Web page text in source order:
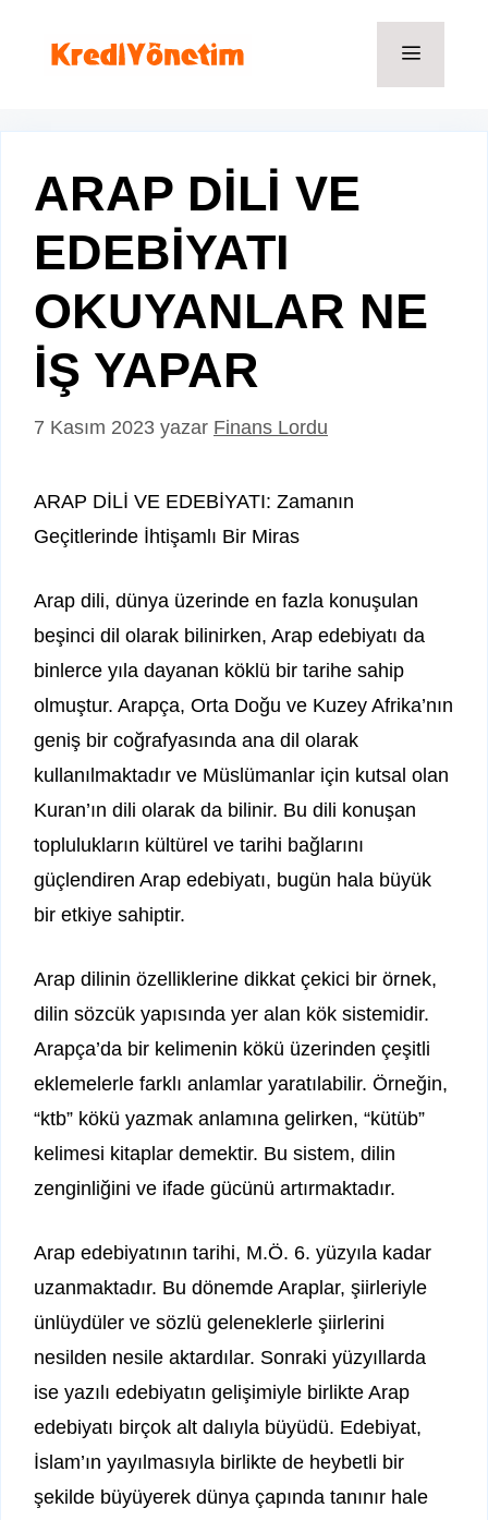
ARAP DİLİ VE
EDEBİYATI
OKUYANLAR NE
İŞ YAPAR
7 Kasım 2023 yazar Finans Lordu
ARAP DİLİ VE EDEBİYATI: Zamanın
Geçitlerinde İhtişamlı Bir Miras
Arap dili, dünya üzerinde en fazla konuşulan
beşinci dil olarak bilinirken, Arap edebiyatı da
binlerce yıla dayanan köklü bir tarihe sahip
olmuştur. Arapça, Orta Doğu ve Kuzey Afrika’nın
geniş bir coğrafyasında ana dil olarak
kullanılmaktadır ve Müslümanlar için kutsal olan
Kuran’ın dili olarak da bilinir. Bu dili konuşan
toplulukların kültürel ve tarihi bağlarını
güçlendiren Arap edebiyatı, bugün hala büyük
bir etkiye sahiptir.
Arap dilinin özelliklerine dikkat çekici bir örnek,
dilin sözcük yapısında yer alan kök sistemidir.
Arapça’da bir kelimenin kökü üzerinden çeşitli
eklemelerle farklı anlamlar yaratılabilir. Örneğin,
“ktb” kökü yazmak anlamına gelirken, “kütüb”
kelimesi kitaplar demektir. Bu sistem, dilin
zenginliğini ve ifade gücünü artırmaktadır.
Arap edebiyatının tarihi, M.Ö. 6. yüzyıla kadar
uzanmaktadır. Bu dönemde Araplar, şiirleriyle
ünlüydüler ve sözlü geleneklerle şiirlerini
nesilden nesile aktardılar. Sonraki yüzyıllarda
ise yazılı edebiyatın gelişimiyle birlikte Arap
edebiyatı birçok alt dalıyla büyüdü. Edebiyat,
İslam’ın yayılmasıyla birlikte de heybetli bir
şekilde büyüyerek dünya çapında tanınır hale